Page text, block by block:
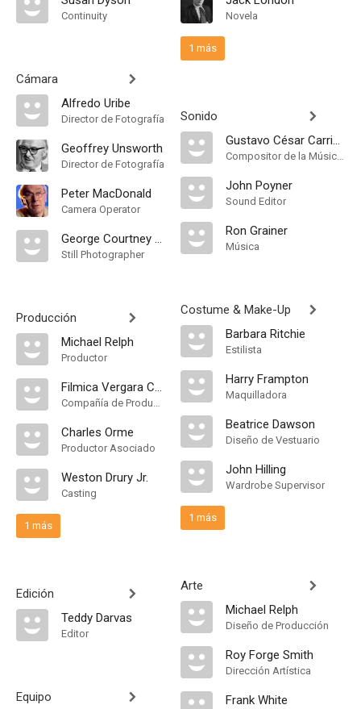
Continuity
Cámara
Alfredo Uribe
Director de Fotografía
Geoffrey Unsworth
Director de Fotografía
Peter MacDonald
Camera Operator
George Courtney Ward
Still Photographer
Producción
Michael Relph
Productor
Filmica Vergara Comisiones
Compañía de Produccion
Charles Orme
Productor Asociado
Weston Drury Jr.
Casting
1 más
Edición
Teddy Darvas
Editor
Equipo
Novela
1 más
Sonido
Gustavo César Carrión
Compositor de la Música Original
John Poyner
Sound Editor
Ron Grainer
Música
Costume & Make-Up
Barbara Ritchie
Estilista
Harry Frampton
Maquilladora
Beatrice Dawson
Diseño de Vestuario
John Hilling
Wardrobe Supervisor
1 más
Arte
Michael Relph
Diseño de Producción
Roy Forge Smith
Dirección Artística
Frank White